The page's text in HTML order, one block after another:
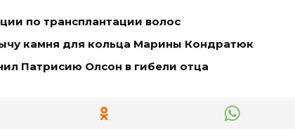
по трансплантации волос
камня для кольца Марины Кондратюк
Патрисию Олсон в гибели отца